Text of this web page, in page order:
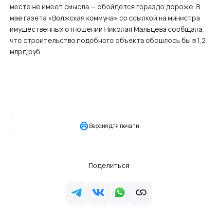
месте не имеет смысла — обойдется гораздо дороже. В
мае газета «Волжская коммуна» со ссылкой на министра
имущественных отношений Николая Мальцева сообщала,
что строительство подобного объекта обошлось бы в 1,2
млрд руб.
Версия для печати
Поделиться